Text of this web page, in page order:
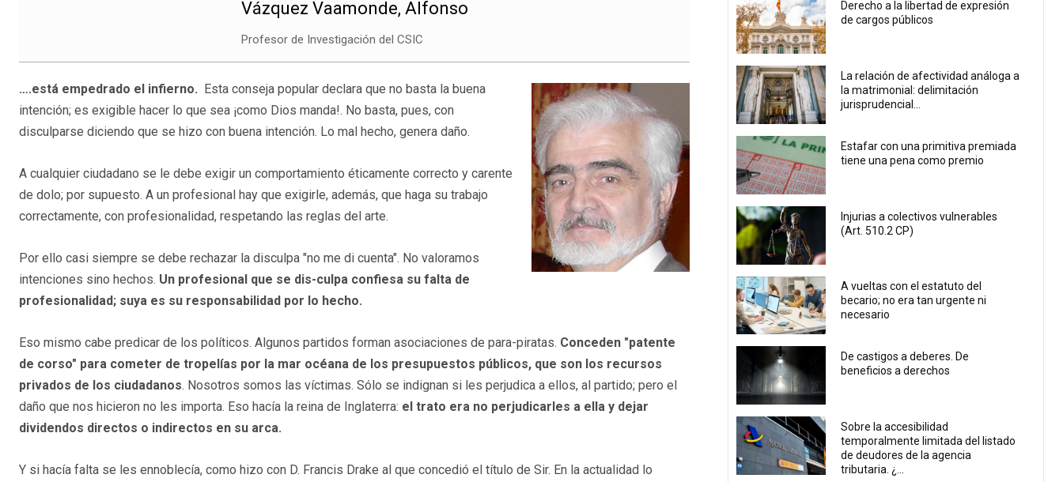
Vázquez Vaamonde, Alfonso
Profesor de Investigación del CSIC
….está empedrado el infierno. Esta conseja popular declara que no basta la buena
intención; es exigible hacer lo que sea ¡como Dios manda!. No basta, pues, con
disculparse diciendo que se hizo con buena intención. Lo mal hecho, genera daño.
A cualquier ciudadano se le debe exigir un comportamiento éticamente correcto y carente
de dolo; por supuesto. A un profesional hay que exigirle, además, que haga su trabajo
correctamente, con profesionalidad, respetando las reglas del arte.
Por ello casi siempre se debe rechazar la disculpa "no me di cuenta". No valoramos
intenciones sino hechos. Un profesional que se dis-culpa confiesa su falta de
profesionalidad; suya es su responsabilidad por lo hecho.
Eso mismo cabe predicar de los políticos. Algunos partidos forman asociaciones de para-piratas. Conceden "patente
de corso" para cometer de tropelías por la mar océana de los presupuestos públicos, que son los recursos
privados de los ciudadanos. Nosotros somos las víctimas. Sólo se indignan si les perjudica a ellos, al partido; pero el
daño que nos hicieron no les importa. Eso hacía la reina de Inglaterra: el trato era no perjudicarles a ella y dejar
dividendos directos o indirectos en su arca.
Y si hacía falta se les ennoblecía, como hizo con D. Francis Drake al que concedió el título de Sir. En la actualidad lo
Derecho a la libertad de expresión
de cargos públicos
La relación de afectividad análoga a
la matrimonial: delimitación
jurisprudencial...
Estafar con una primitiva premiada
tiene una pena como premio
Injurias a colectivos vulnerables
(Art. 510.2 CP)
A vueltas con el estatuto del
becario; no era tan urgente ni
necesario
De castigos a deberes. De
beneficios a derechos
Sobre la accesibilidad
temporalmente limitada del listado
de deudores de la agencia
tributaria. ¿...